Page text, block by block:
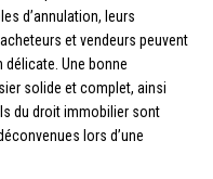
d’annulation, leurs
et vendeurs peuvent
Une bonne
solide et complet, ainsi
du droit immobilier sont
lors d’une